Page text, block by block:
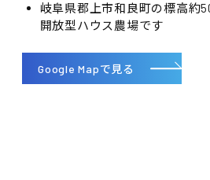
岐阜県郡上市和良町の標高約
開放型ハウス農場です
Google Mapで見る